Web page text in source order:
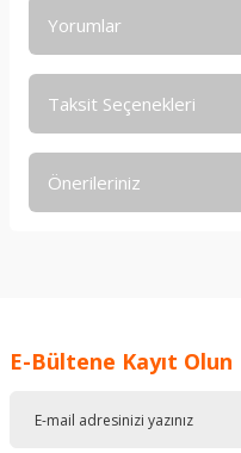
Yorumlar
Taksit Seçenekleri
Önerileriniz
Ürün resmi kalitesiz,
E-Bültene Kayıt Olun